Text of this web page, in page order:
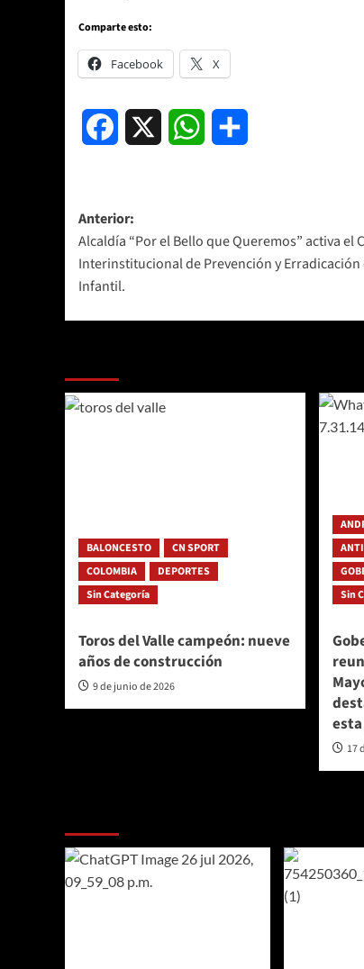
Comparte esto:
Facebook X
Facebook WhatsApp
Navegación
de
entradas
Anterior:
Alcaldía “Por el Bello que Queremos” activa el
Interinstitucional de Prevención y Erradicación
Infantil.
BALONCESTO
CN SPORT
COLOMBIA
DEPORTES
Sin Categoría
Toros del Valle campeón: nueve
años de construcción
9 de junio de 2026
Sin
17